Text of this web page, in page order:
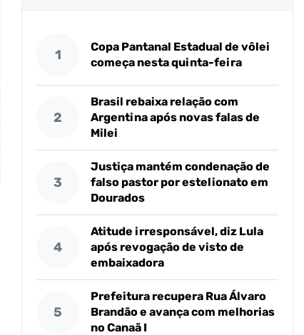
1
Copa Pantanal Estadual de vôlei
começa nesta quinta-feira
2
Brasil rebaixa relação com
Argentina após novas falas de
Milei
3
Justiça mantém condenação de
falso pastor por estelionato em
Dourados
4
Atitude irresponsável, diz Lula
após revogação de visto de
embaixadora
5
Prefeitura recupera Rua Álvaro
Brandão e avança com melhorias
no Canaã I